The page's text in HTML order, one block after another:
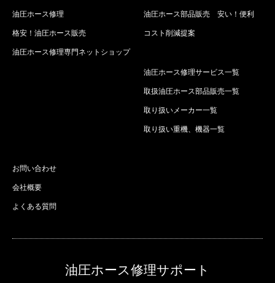
油圧ホース修理
格安！油圧ホース販売
油圧ホース修理専門ネットショップ
油圧ホース部品販売 安い！便利
コスト削減提案
油圧ホース修理サービス一覧
取扱油圧ホース部品販売一覧
取り扱いメーカー一覧
取り扱い重機、機器一覧
お問い合わせ
会社概要
よくある質問
油圧ホース修理サポート